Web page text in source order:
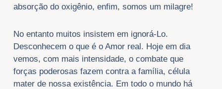
absorção do oxigênio, enfim, somos um milagre!
No entanto muitos insistem em ignorá-Lo.
Desconhecem o que é o Amor real. Hoje em dia
vemos, com mais intensidade, o combate que
forças poderosas fazem contra a família, célula
mater de nossa existência. Em todo o mundo há